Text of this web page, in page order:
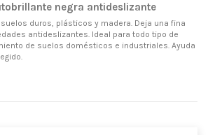
negra antideslizante
duros, plásticos y madera. Deja una fina
antideslizantes. Ideal para todo tipo de
de suelos domésticos e industriales. Ayuda